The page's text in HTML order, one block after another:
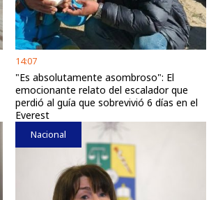
14:07
"Es absolutamente asombroso": El
emocionante relato del escalador que
perdió al guía que sobrevivió 6 días en el
Everest
Nacional